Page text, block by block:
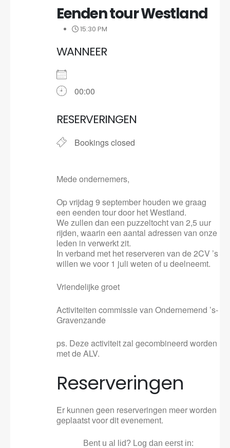
Eenden tour Westland
15:30 PM
WANNEER
00:00
RESERVERINGEN
Bookings closed
Mede ondernemers,
Op vrijdag 9 september houden we graag
een eenden tour door het Westland.
We zullen dan een puzzeltocht van 2,5 uur
rijden, waarin een aantal adressen van onze
leden in verwerkt zit.
In verband met het reserveren van de 2CV ’s
willen we voor 1 juli weten of u deelneemt.
Vriendelijke groet
Activiteiten commissie van Ondernemend ’s-
Gravenzande
ps. Deze activiteit zal gecombineerd worden
met de ALV.
Reserveringen
Er kunnen geen reserveringen meer worden
geplaatst voor dit evenement.
Bent u al lid? Log dan eerst in: